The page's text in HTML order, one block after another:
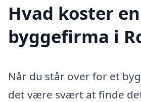
Hvad koster en
byggefirma i
Når du står over for et
det være svært at finde